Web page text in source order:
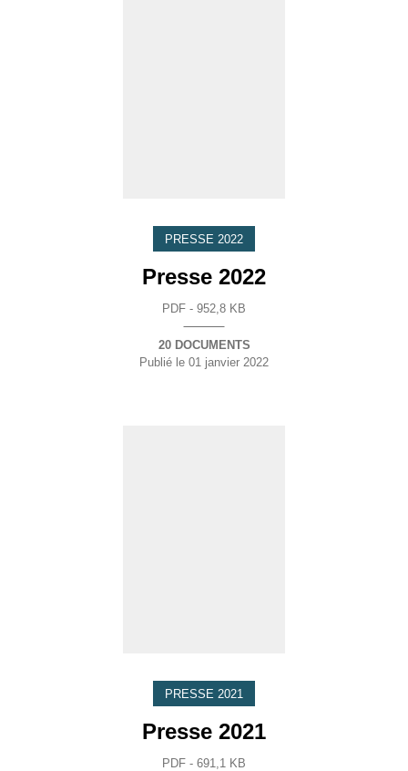
PRESSE 2022
Presse 2022
PDF - 952,8 KB
20 DOCUMENTS
Publié le 01 janvier 2022
PRESSE 2021
Presse 2021
PDF - 691,1 KB